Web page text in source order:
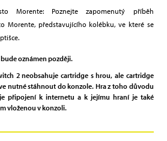
Morente: Poznejte zapomenutý příběh
Morente, představujícího kolébku, ve které se
oznámen později.
2 neobsahuje cartridge s hrou, ale cartridge
nutné stáhnout do konzole. Hra z toho důvodu
připojení k internetu a k jejímu hraní je také
vloženou v konzoli.